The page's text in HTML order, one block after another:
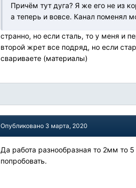
Причём тут дуга? Я же его не из
а теперь и вовсе. Канал поменял
странно, но если сталь, то у меня и
второй жрет все подряд, но если
свариваете (материалы)
Опубликовано 3 марта, 2020
Да работа разнообразная то 2мм то
попробовать.